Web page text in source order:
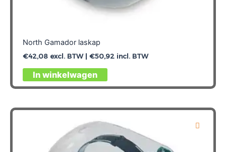
North Gamador laskap
€42,08excl. BTW | €50,92incl. BTW
In winkelwagen